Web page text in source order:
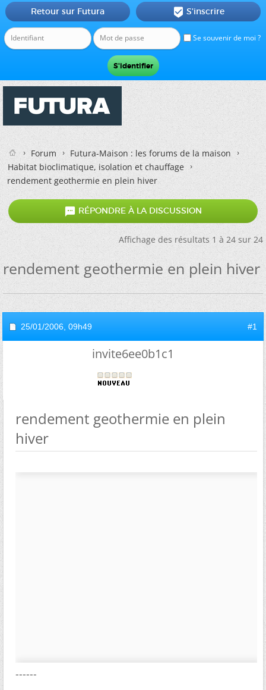
Se souvenir de moi ?
Retour sur Futura  S'inscrire
Forum
Futura-Maison : les forums de la maison
Habitat bioclimatique, isolation et chauffage
rendement geothermie en plein hiver
 RÉPONDRE À LA DISCUSSION
Affichage des résultats 1 à 24 sur 24
rendement geothermie en plein hiver
25/01/2006, 09h49 #1
invite6ee0b1c1
rendement geothermie en plein
hiver
------